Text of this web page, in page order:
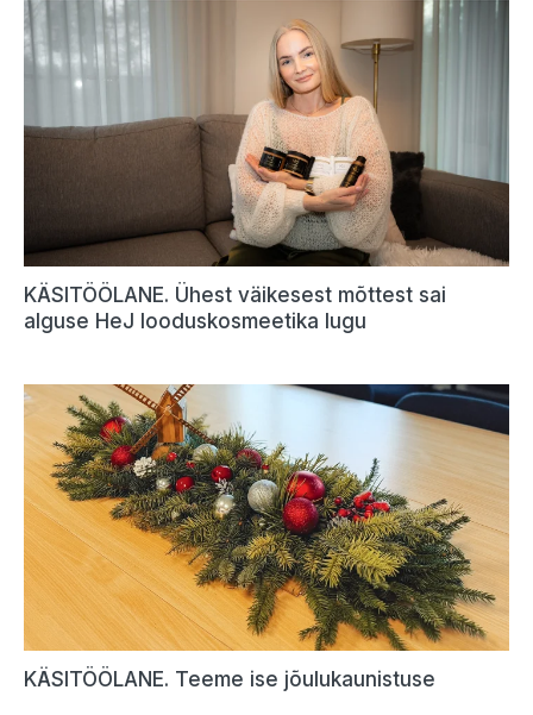
KÄSITÖÖLANE. Ühest väikesest mõttest sai
alguse HeJ looduskosmeetika lugu
KÄSITÖÖLANE. Teeme ise jõulukaunistuse